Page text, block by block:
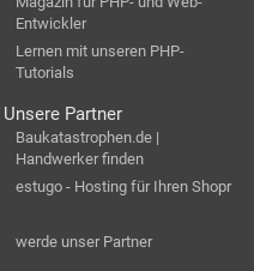
Entwickler
Lernen mit unseren PHP-
Tutorials
Unsere Partner
Baukatastrophen.de |
Handwerker finden
estugo - Hosting für Ihren Shopr
werde unser Partner